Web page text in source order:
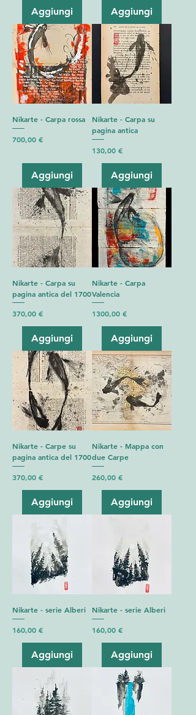
Aggiungi Aggiungi
Nikarte - Carpa rossa
Prezzo
700,00 €
Aggiungi
Nikarte - Carpa su
pagina antica
Prezzo
130,00 €
Aggiungi
Nikarte - Carpa su
pagina antica del 1700
Prezzo
370,00 €
Aggiungi
Nikarte - Carpa
Valencia
Prezzo
1300,00 €
Aggiungi
Nikarte - Carpe su
pagina antica del 1700
Prezzo
370,00 €
Aggiungi
Nikarte - Mappa con
due Carpe
Prezzo
260,00 €
Aggiungi
Nikarte - serie Alberi
Prezzo
160,00 €
Aggiungi
Nikarte - serie Alberi
Prezzo
160,00 €
Aggiungi